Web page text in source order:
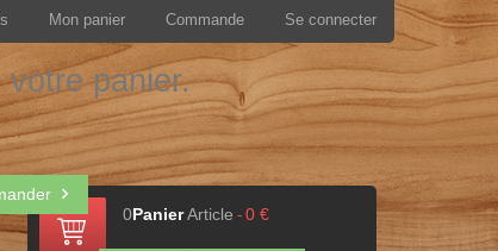
Mon panier Commande Se connecter
Panier
0 Article - 0 €
panier.